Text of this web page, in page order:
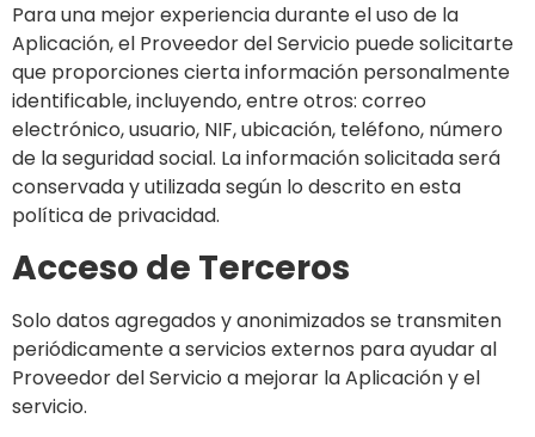
Para una mejor experiencia durante el uso de la
Aplicación, el Proveedor del Servicio puede solicitarte
que proporciones cierta información personalmente
identificable, incluyendo, entre otros: correo
electrónico, usuario, NIF, ubicación, teléfono, número
de la seguridad social. La información solicitada será
conservada y utilizada según lo descrito en esta
política de privacidad.
Acceso de Terceros
Solo datos agregados y anonimizados se transmiten
periódicamente a servicios externos para ayudar al
Proveedor del Servicio a mejorar la Aplicación y el
servicio.